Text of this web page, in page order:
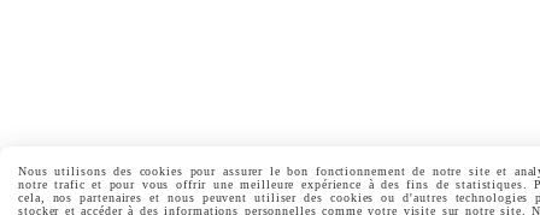
Nous utilisons des cookies pour assurer le bon fonctionnement de notre site et
notre trafic et pour vous offrir une meilleure expérience à des fins de statistiques.
cela, nos partenaires et nous peuvent utiliser des cookies ou d'autres technologies
stocker et accéder à des informations personnelles comme votre visite sur notre site.